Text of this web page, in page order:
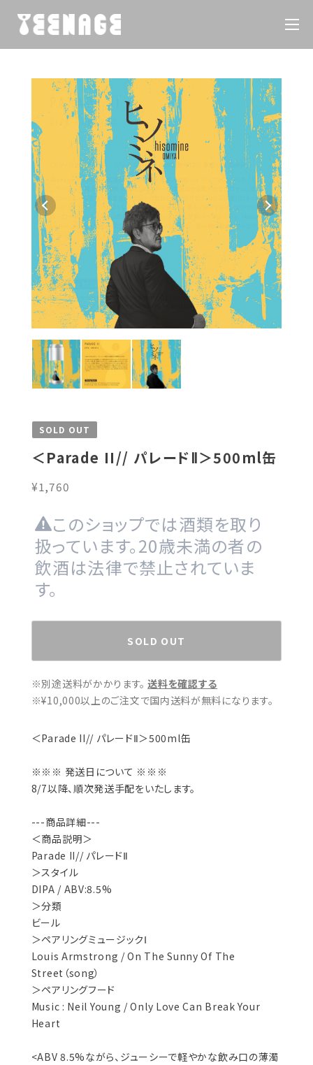
SOLD OUT
＜Parade II// パレードⅡ＞500ml缶
¥1,760
このショップでは酒類を取り
扱っています。20歳未満の者の
飲酒は法律で禁止されていま
す。
SOLD OUT
※別途送料がかかります。 送料を確認する
※¥10,000以上のご注文で国内送料が無料になります。
＜Parade II// パレードⅡ＞500ml缶
※※※ 発送日について ※※※
8/7以降、順次発送手配をいたします。
---商品詳細---
＜商品説明＞
Parade II// パレードⅡ
＞スタイル
DIPA / ABV:8.5%
＞分類
ビール
＞ペアリングミュージックⅠ
Louis Armstrong / On The Sunny Of The
Street（song）
＞ペアリングフード
Music : Neil Young / Only Love Can Break Your
Heart
<ABV 8.5%ながら、ジューシーで軽やかな飲み口の薄濁